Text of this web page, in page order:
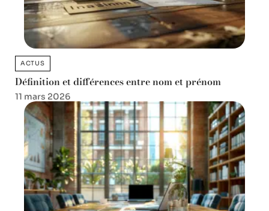
ACTUS
Définition et différences entre nom et prénom
11 mars 2026